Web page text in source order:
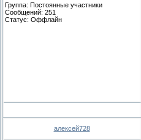
Группа: Постоянные участники
Сообщений: 251
Статус: Оффлайн
алексей728